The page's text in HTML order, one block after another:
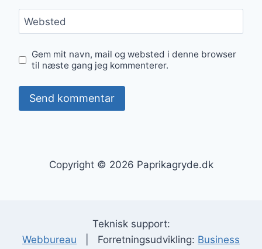
Websted
Gem mit navn, mail og websted i denne browser
til næste gang jeg kommenterer.
Copyright © 2026 Paprikagryde.dk
Teknisk support:
Webbureau | Forretningsudvikling: Business